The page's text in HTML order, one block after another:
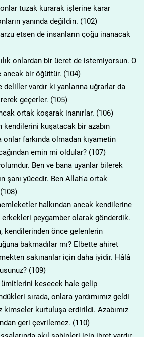
tuzak kurarak işlerine karar
yanında değildin. (102)
etsen de insanların çoğu inanacak
onlardan bir ücret de istemiyorsun. O
bir öğüttür. (104)
vardır ki yanlarına uğrarlar da
geçerler. (105)
ortak koşarak inanırlar. (106)
kendilerini kuşatacak bir azabın
farkında olmadan kıyametin
emin mi oldular? (107)
Ben ve bana uyanlar bilerek
şanı yücedir. Ben Allah'a ortak
halkından ancak kendilerine
peygamber olarak gönderdik.
kendilerinden önce gelenlerin
bakmadılar mı? Elbette ahiret
sakınanlar için daha iyidir. Hâlâ
(109)
kesecek hale gelip
sırada, onlara yardımımız geldi
kurtuluşa erdirildi. Azabımız
geri çevrilemez. (110)